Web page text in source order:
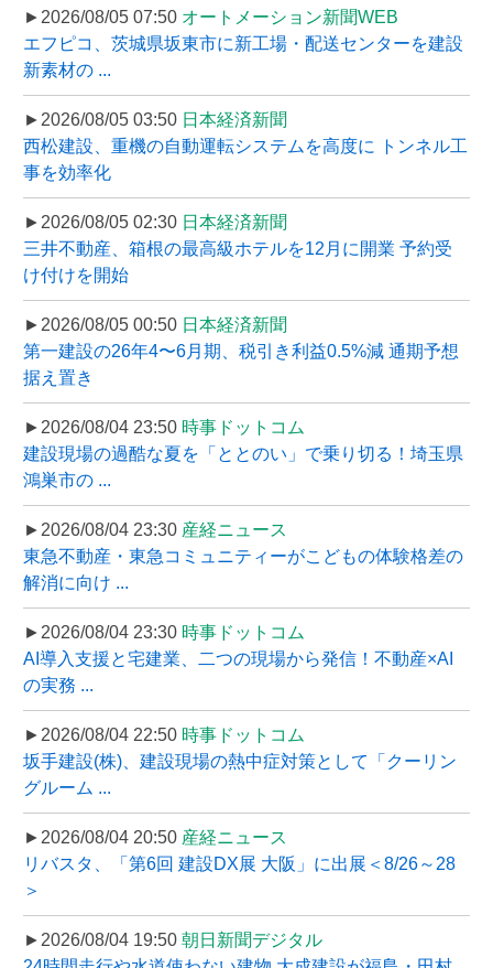
►2026/08/05 07:50 オートメーション新聞WEB
エフピコ、茨城県坂東市に新工場・配送センターを建設
新素材の ...
►2026/08/05 03:50 日本経済新聞
西松建設、重機の自動運転システムを高度に トンネル工
事を効率化
►2026/08/05 02:30 日本経済新聞
三井不動産、箱根の最高級ホテルを12月に開業 予約受
け付けを開始
►2026/08/05 00:50 日本経済新聞
第一建設の26年4〜6月期、税引き利益0.5%減 通期予想
据え置き
►2026/08/04 23:50 時事ドットコム
建設現場の過酷な夏を「ととのい」で乗り切る！埼玉県
鴻巣市の ...
►2026/08/04 23:30 産経ニュース
東急不動産・東急コミュニティーがこどもの体験格差の
解消に向け ...
►2026/08/04 23:30 時事ドットコム
AI導入支援と宅建業、二つの現場から発信！不動産×AI
の実務 ...
►2026/08/04 22:50 時事ドットコム
坂手建設(株)、建設現場の熱中症対策として「クーリン
グルーム ...
►2026/08/04 20:50 産経ニュース
リバスタ、「第6回 建設DX展 大阪」に出展＜8/26～28
＞
►2026/08/04 19:50 朝日新聞デジタル